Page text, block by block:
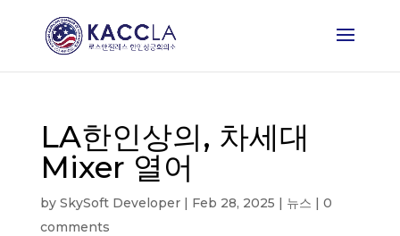
LA한인상의, 차세대
Mixer 열어
by SkySoft Developer| Feb 28, 2025 | 뉴스 | 0
comments